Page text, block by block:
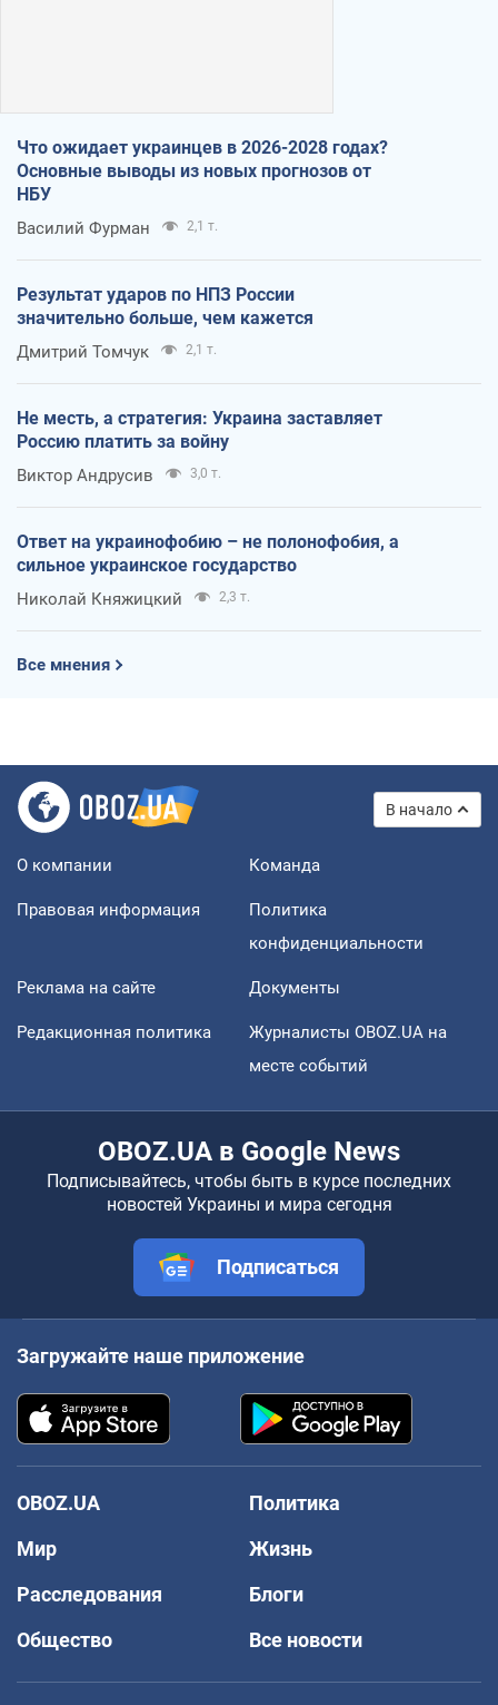
Что ожидает украинцев в 2026-2028 годах?
Основные выводы из новых прогнозов от
НБУ
Василий Фурман 2,1 т.
Результат ударов по НПЗ России
значительно больше, чем кажется
Дмитрий Томчук 2,1 т.
Не месть, а стратегия: Украина заставляет
Россию платить за войну
Виктор Андрусив 3,0 т.
Ответ на украинофобию – не полонофобия, а
сильное украинское государство
Николай Княжицкий 2,3 т.
Все мнения
В начало
О компании Команда
Правовая информация
Политика
конфиденциальности
Реклама на сайте Документы
Редакционная политика
Журналисты OBOZ.UA на
месте событий
OBOZ.UA в Google News
Подписывайтесь, чтобы быть в курсе последних
новостей Украины и мира сегодня
Подписаться
Загружайте наше приложение
OBOZ.UA
Политика
Мир
Жизнь
Расследования
Блоги
Общество
Все новости